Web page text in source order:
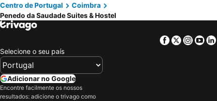
Centro de Portugal
Coimbra
Penedo da Saudade Suites & Hostel
Facebook
Twitter
Selecione o seu país
Adicionar no Google
Encontre facilmente os nossos
resultados: adicione o trivago como